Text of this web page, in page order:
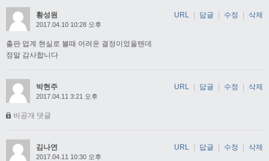
황성원
2017.04.10 10:28 오후
출판 업계 현실로 볼때 어려운 결정이었을텐데
정말 감사합니다
URL 답글 수정 삭제
박현주
2017.04.11 3:21 오후
비공개 댓글
URL | 답글 | 수정 | 삭제
김나연
2017.04.11 10:30 오후
URL | 답글 | 수정 | 삭제